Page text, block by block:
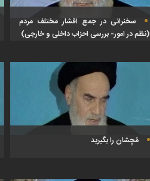
سخنرانی در جمع اقشار مختلف مردم
(نظم در امور- بررسی احزاب داخلی و خارجی)
مُچِشان را بگیرید